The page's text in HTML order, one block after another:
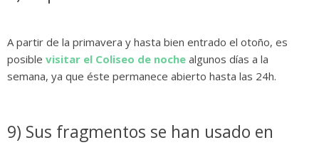
A partir de la primavera y hasta bien entrado el otoño, es
posible visitar el Coliseo de noche algunos días a la
semana, ya que éste permanece abierto hasta las 24h.
9) Sus fragmentos se han usado en